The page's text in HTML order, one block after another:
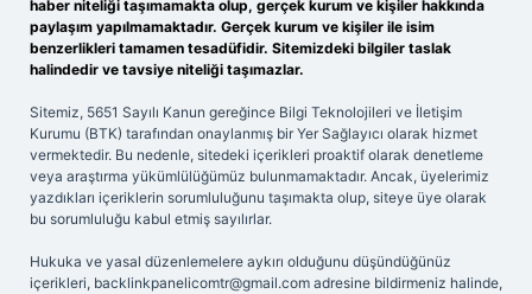
haber niteliği taşımamakta olup, gerçek kurum ve kişiler hakkında
paylaşım yapılmamaktadır. Gerçek kurum ve kişiler ile isim
benzerlikleri tamamen tesadüfidir. Sitemizdeki bilgiler taslak
halindedir ve tavsiye niteliği taşımazlar.
Sitemiz, 5651 Sayılı Kanun gereğince Bilgi Teknolojileri ve İletişim
Kurumu (BTK) tarafından onaylanmış bir Yer Sağlayıcı olarak hizmet
vermektedir. Bu nedenle, sitedeki içerikleri proaktif olarak denetleme
veya araştırma yükümlülüğümüz bulunmamaktadır. Ancak, üyelerimiz
yazdıkları içeriklerin sorumluluğunu taşımakta olup, siteye üye olarak
bu sorumluluğu kabul etmiş sayılırlar.
Hukuka ve yasal düzenlemelere aykırı olduğunu düşündüğünüz
içerikleri, backlinkpanelicomtr@gmail.com adresine bildirmeniz halinde,